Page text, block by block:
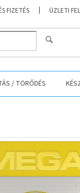
FIZETÉS ÜZLETI
/ TÖRŐDÉS